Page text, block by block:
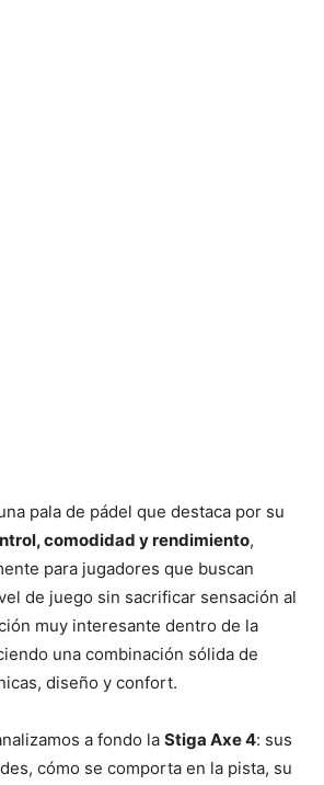
pala de pádel que destaca por su
comodidad y rendimiento,
para jugadores que buscan
de juego sin sacrificar sensación al
muy interesante dentro de la
una combinación sólida de
diseño y confort.
a fondo la Stiga Axe 4: sus
cómo se comporta en la pista, su